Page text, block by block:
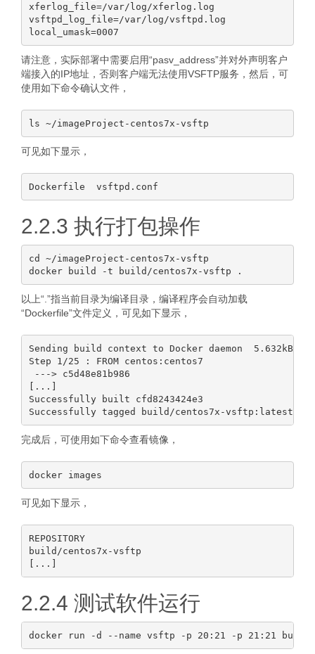
xferlog_file=/var/log/xferlog.log
vsftpd_log_file=/var/log/vsftpd.log
请注意，实际部署中需要启用“pasv_address”并对外声明客户
端接入的IP地址，否则客户端无法使用VSFTP服务，然后，可
使用如下命令确认文件，
可见如下显示，
2.2.3 执行打包操作
cd ~/imageProject-centos7x-vsftp
以上“.”指当前目录为编译目录，编译程序会自动加载
“Dockerfile”文件定义，可见如下显示，
Sending build context to Docker daemon  5.632kB
Step 1/25 : FROM centos:centos7
---> c5d48e81b986
[...]
Successfully built cfd8243424e3
完成后，可使用如下命令查看镜像，
可见如下显示，
REPOSITORY
build/centos7x-vsftp
2.2.4 测试软件运行